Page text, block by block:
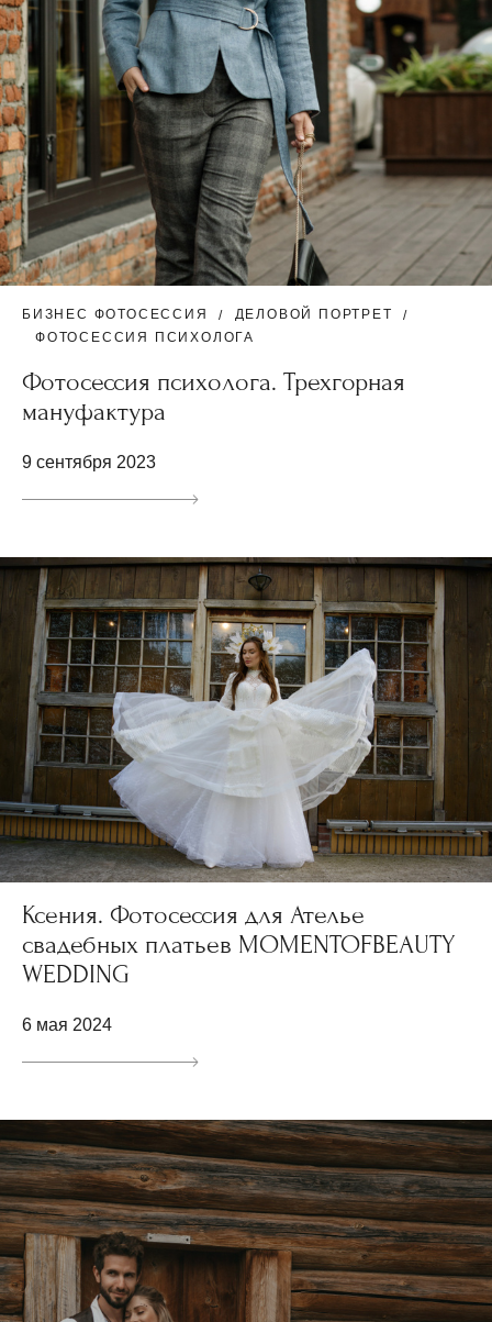
БИЗНЕС ФОТОСЕССИЯ
ДЕЛОВОЙ ПОРТРЕТ
ФОТОСЕССИЯ ПСИХОЛОГА
Фотосессия психолога. Трехгорная
мануфактура
9 сентября 2023
Ксения. Фотосессия для Ателье
свадебных платьев MOMENTOFBEAUTY
WEDDING
6 мая 2024